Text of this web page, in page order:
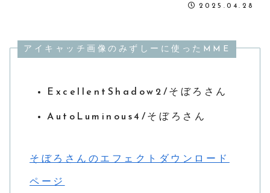
2025.04.28
アイキャッチ画像のみずしーに使ったMME
ExcellentShadow2/そぼろさん
AutoLuminous4/そぼろさん
そぼろさんのエフェクトダウンロード
ページ